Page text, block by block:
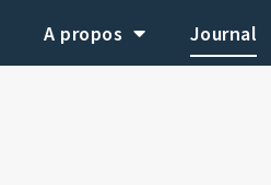
A propos Journal